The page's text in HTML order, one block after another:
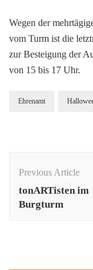
Wegen der
vom Turm ist die
zur Besteigung der
von 15 bis 17 Uhr.
Ehrenamt
Previous Article
tonARTisten im
Burgturm